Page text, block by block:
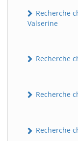
Recherche
Valserine
Recherche
Recherche
Recherche